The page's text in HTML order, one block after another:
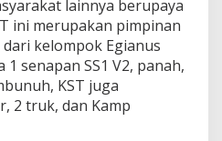
lainnya berupaya
ini merupakan pimpinan
kelompok Egianus
senapan SS1 V2, panah,
KST juga
2 truk, dan Kamp